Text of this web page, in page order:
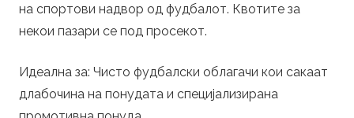
на спортови надвор од фудбалот. Квотите за
некои пазари се под просекот.
Идеална за: Чисто фудбалски облагачи кои сакаат
длабочина на понудата и специјализирана